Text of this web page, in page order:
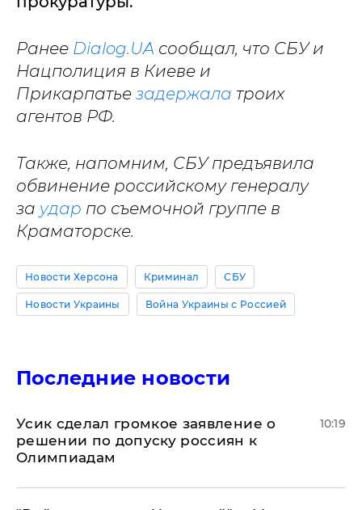
Ранее Dialog.UA сообщал, что СБУ и
Нацполиция в Киеве и
Прикарпатье задержала троих
агентов РФ.
Также, напомним, СБУ предъявила
обвинение российскому генералу
за удар по съемочной группе в
Краматорске.
Новости Херсона Криминал СБУ
Новости Украины Война Украины с Россией
Последние новости
Усик сделал громкое заявление о
решении по допуску россиян к
Олимпиадам
10:19